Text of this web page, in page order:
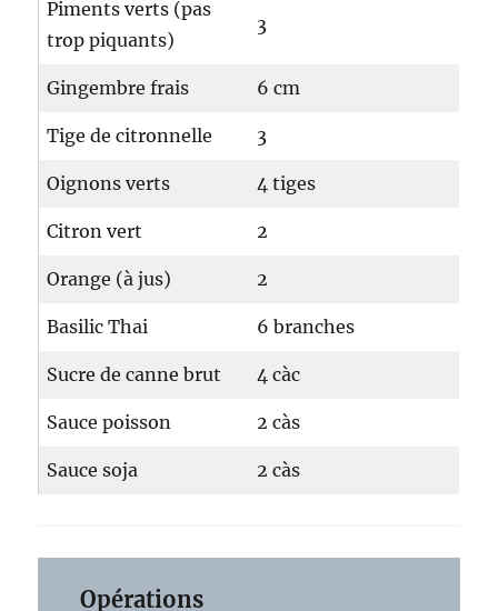
Piments verts (pas
trop piquants)
3
Gingembre frais 6 cm
Tige de citronnelle 3
Oignons verts 4 tiges
Citron vert 2
Orange (à jus) 2
Basilic Thai 6 branches
Sucre de canne brut 4 càc
Sauce poisson 2 càs
Sauce soja 2 càs
Opérations